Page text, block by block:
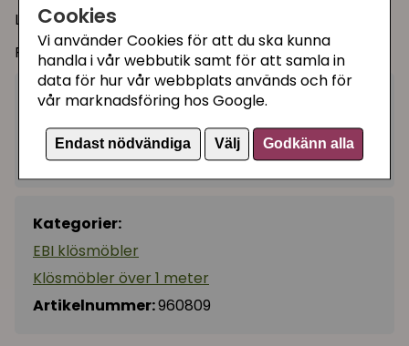
Cookies
Vi använder Cookies för att du ska kunna
handla i vår webbutik samt för att samla in
data för hur vår webbplats används och för
vår marknadsföring hos Google.
Endast nödvändiga Välj Godkänn alla
L: 65 cm B: 45 cm H: 119 cm
Färg: brun
3995 kr
Tillfälligt slut
Kategorier:
EBI klösmöbler
Klösmöbler över 1 meter
Artikelnummer:960809